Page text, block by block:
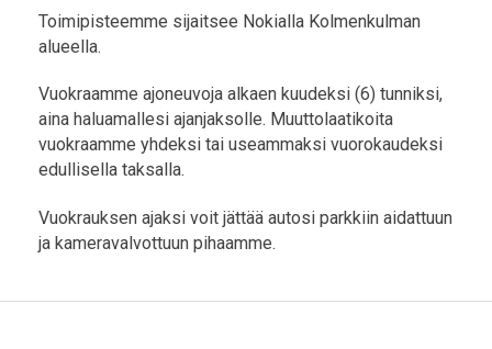
Toimipisteemme sijaitsee Nokialla Kolmenkulman
alueella.
Vuokraamme ajoneuvoja alkaen kuudeksi (6) tunniksi,
aina haluamallesi ajanjaksolle. Muuttolaatikoita
vuokraamme yhdeksi tai useammaksi vuorokaudeksi
edullisella taksalla.
Vuokrauksen ajaksi voit jättää autosi parkkiin aidattuun
ja kameravalvottuun pihaamme.